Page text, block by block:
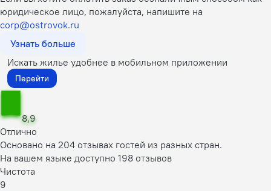
юридическое лицо, пожалуйста, напишите на
corp@ostrovok.ru
Узнать больше
Искать жилье удобнее в мобильном приложении
Перейти
8,9
Отлично
Основано на 204 отзывах гостей из разных стран.
На вашем языке доступно 198 отзывов
Чистота
9